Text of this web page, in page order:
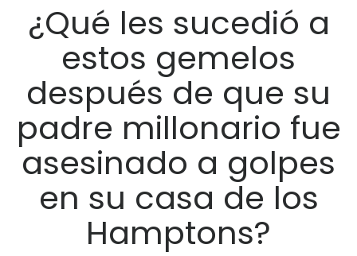
¿Qué les sucedió a
estos gemelos
después de que su
padre millonario fue
asesinado a golpes
en su casa de los
Hamptons?